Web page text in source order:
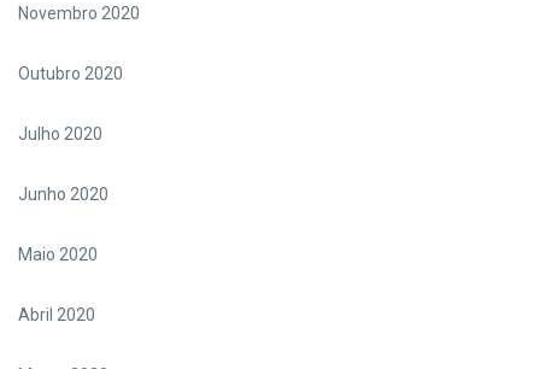
Novembro 2020
Outubro 2020
Julho 2020
Junho 2020
Maio 2020
Abril 2020